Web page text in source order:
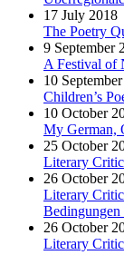
17 July 2018
The Poetry
9 September
A Festival of
10
Children’s
10 October
My German,
25 October
Literary
26 October
Literary
26 October
Literary